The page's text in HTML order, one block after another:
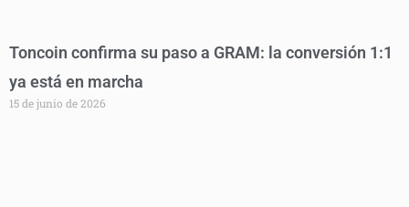
Toncoin confirma su paso a GRAM: la conversión 1:1
ya está en marcha
15 de junio de 2026